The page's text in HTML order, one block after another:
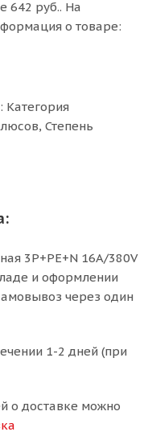
642 руб.. На
о товаре:
Категория
Степень
3P+РЕ+N 16A/380V
и оформлении
через один
1-2 дней (при
о доставке можно